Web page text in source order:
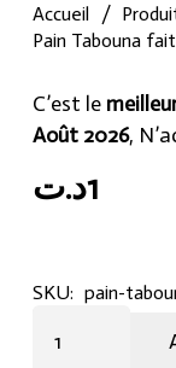
Accueil /
Pain Tabouna
C’est le
Août 2026,
1د.ت
SKU: pain-
Tabouna